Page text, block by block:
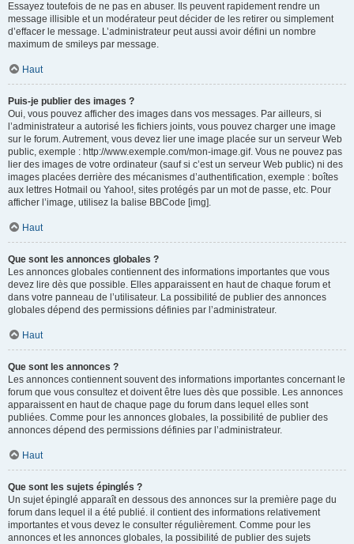
Essayez toutefois de ne pas en abuser. Ils peuvent rapidement rendre un
message illisible et un modérateur peut décider de les retirer ou simplement
d’effacer le message. L’administrateur peut aussi avoir défini un nombre
maximum de smileys par message.
Haut
Puis-je publier des images ?
Oui, vous pouvez afficher des images dans vos messages. Par ailleurs, si
l’administrateur a autorisé les fichiers joints, vous pouvez charger une image
sur le forum. Autrement, vous devez lier une image placée sur un serveur Web
public, exemple : http://www.exemple.com/mon-image.gif. Vous ne pouvez pas
lier des images de votre ordinateur (sauf si c’est un serveur Web public) ni des
images placées derrière des mécanismes d’authentification, exemple : boîtes
aux lettres Hotmail ou Yahoo!, sites protégés par un mot de passe, etc. Pour
afficher l’image, utilisez la balise BBCode [img].
Haut
Que sont les annonces globales ?
Les annonces globales contiennent des informations importantes que vous
devez lire dès que possible. Elles apparaissent en haut de chaque forum et
dans votre panneau de l’utilisateur. La possibilité de publier des annonces
globales dépend des permissions définies par l’administrateur.
Haut
Que sont les annonces ?
Les annonces contiennent souvent des informations importantes concernant le
forum que vous consultez et doivent être lues dès que possible. Les annonces
apparaissent en haut de chaque page du forum dans lequel elles sont
publiées. Comme pour les annonces globales, la possibilité de publier des
annonces dépend des permissions définies par l’administrateur.
Haut
Que sont les sujets épinglés ?
Un sujet épinglé apparaît en dessous des annonces sur la première page du
forum dans lequel il a été publié. il contient des informations relativement
importantes et vous devez le consulter régulièrement. Comme pour les
annonces et les annonces globales, la possibilité de publier des sujets